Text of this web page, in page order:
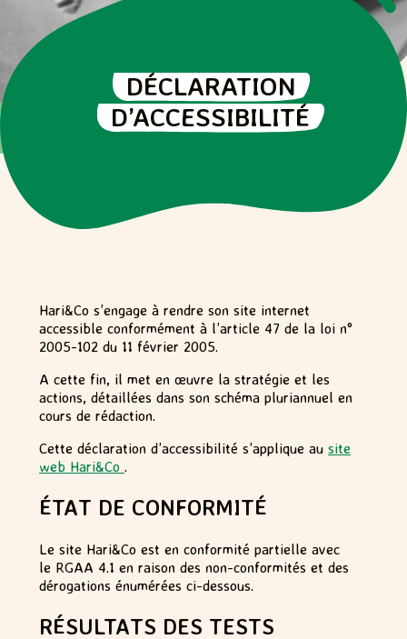
DÉCLARATION
D’ACCESSIBILITÉ
Hari&Co s’engage à rendre son site internet
accessible conformément à l’article 47 de la loi n°
2005-102 du 11 février 2005.
A cette fin, il met en œuvre la stratégie et les
actions, détaillées dans son schéma pluriannuel en
cours de rédaction.
Cette déclaration d’accessibilité s’applique au site
web Hari&Co .
ÉTAT DE CONFORMITÉ
Le site Hari&Co est en conformité partielle avec
le RGAA 4.1 en raison des non-conformités et des
dérogations énumérées ci-dessous.
RÉSULTATS DES TESTS